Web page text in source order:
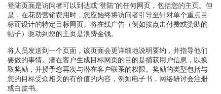
登陆页面是访问者可以到达或“登陆”的任何网页，包括您的主页。但
是，在花费营销费用时，您应始终将访问者引导至针对单个重点目
标而设计的特定目标网页。将在线广告（例如按点击付费或赞助的
帖子）驱动到您的主页是浪费金钱。
将人员发送到一个页面，该页面会更详细地说明要约，并指导他们
要做的事情。潜在客户生成目标网页的目的是捕获用户信息，以换
取奖励，并授予您再次与潜在客户联系的权限。奖励的类型包括与
您的目标受众相关的有价值的内容，例如电子书，网络研讨会注册
或白皮书。